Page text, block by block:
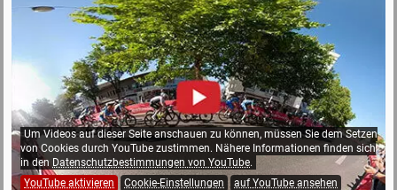
Um Videos auf dieser Seite anschauen zu können, müssen Sie dem Setzen
von Cookies durch YouTube zustimmen. Nähere Informationen finden sich
in den Datenschutzbestimmungen von YouTube.
YouTube aktivieren
Cookie-Einstellungen auf YouTube ansehen